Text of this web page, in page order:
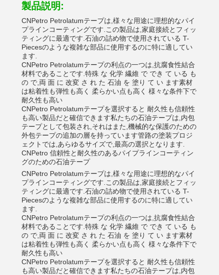
製品説明:
CNPetro Petrolatumテープは,様々な用途に理想的なパイ
プラインコーティングです.この製品は,家庭接続とフィッ
ティングに最適です.石油の詰め物で使用されている T-
Piecesのような複雑な部品に使用するのに特に適してい
ます.
CNPetro Petrolatumテープの利点の一つは,抗腐食性結合
材料であることです.特殊 な 化学 繊維 で でき て いる も
の で,両 面 に 改変 さ れ た 石油 を 塗り て い ます素材
は粘着性も弾性も高く 柔らかい点も高く 様々な条件下で
耐久性も高い
CNPetro Petrolatumテープを選択すると 耐久性も信頼性
も高い製品だと確信できます私たちの石油テープは,内包
テープとして包装され,それはまた,機械的な保護のための
外包テープの追加の層を持っています管路の塗装プロジ
ェクトでは,あらゆるサイズで,最高の選択となります.
CNPetro 信頼性と耐久性のあるパイプラインコーティン
グのための石油テープ
CNPetro Petrolatumテープは,様々な用途に理想的なパイ
プラインコーティングです.この製品は,家庭接続とフィッ
ティングに最適です.石油の詰め物で使用されている T-
Piecesのような複雑な部品に使用するのに特に適してい
ます.
CNPetro Petrolatumテープの利点の一つは,抗腐食性結合
材料であることです.特殊 な 化学 繊維 で でき て いる も
の で,両 面 に 改変 さ れ た 石油 を 塗り て い ます素材
は粘着性も弾性も高く 柔らかい点も高く 様々な条件下で
耐久性も高い
CNPetro Petrolatumテープを選択すると 耐久性も信頼性
も高い製品だと確信できます私たちの石油テープは,内包